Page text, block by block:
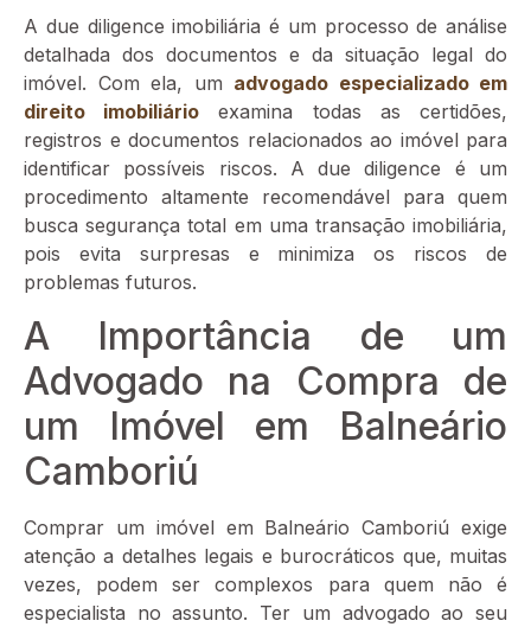
A due diligence imobiliária é um processo de análise
detalhada dos documentos e da situação legal do
imóvel. Com ela, um advogado especializado em
direito imobiliário examina todas as certidões,
registros e documentos relacionados ao imóvel para
identificar possíveis riscos. A due diligence é um
procedimento altamente recomendável para quem
busca segurança total em uma transação imobiliária,
pois evita surpresas e minimiza os riscos de
problemas futuros.
A Importância de um
Advogado na Compra de
um Imóvel em Balneário
Camboriú
Comprar um imóvel em Balneário Camboriú exige
atenção a detalhes legais e burocráticos que, muitas
vezes, podem ser complexos para quem não é
especialista no assunto. Ter um advogado ao seu